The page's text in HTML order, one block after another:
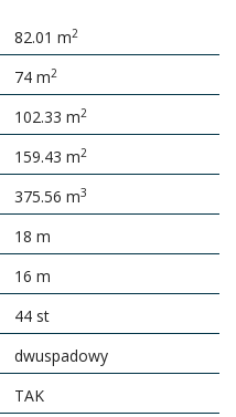
82.01 m2
74 m2
102.33 m2
159.43 m2
375.56 m3
18 m
16 m
44 st
dwuspadowy
TAK